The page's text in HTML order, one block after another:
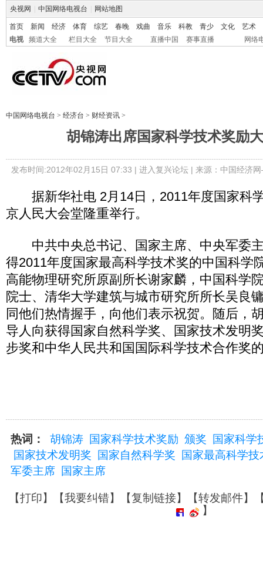
央视网 中国网络电视台 网站地图
首页 新闻 经济 体育 综艺 春晚 戏曲 音乐 科教 青少 文化
艺术
电视
频道大全 栏目大全 节目大全 直播中国 赛事直播 网络
中国网络电视台 > 经济台 > 财经资讯 >
胡锦涛出席国家科学技术奖励
发布时间:2012年02月15日 07:33 | 进入复兴论坛| 来源：中国经济
据新华社电 2月14日，2011年度国家科
京人民大会堂隆重举行。
中共中央总书记、国家主席、中央军委
得2011年度国家最高科学技术奖的中国科学
高能物理研究所原副所长谢家麟，中国科学
院士、清华大学建筑与城市研究所所长吴良
同他们热情握手，向他们表示祝贺。随后，
导人向获得国家自然科学奖、国家技术发明
步奖和中华人民共和国国际科学技术合作奖
热词： 胡锦涛 国家科学技术奖励 颁奖
国家科学
国家技术发明奖
国家自然科学奖
国家最高科学技
军委主席
国家主席
【打印】【我要纠错】【复制链接】【转发邮件】
】